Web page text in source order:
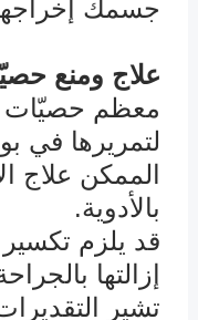
جسمك
علاج ومنع
معظم حصيّات
لتمريرها في
الممكن علاج
بالأدوية.
قد يلزم تكسير
إزالتها
تشير